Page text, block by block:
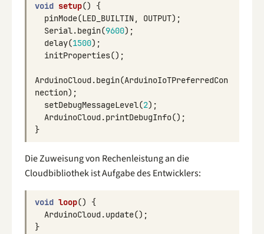
void setup()
{
pinMode(LED_BUILTIN, OUTPUT);
Serial.begin(9600);
delay(1500);
initProperties();
ArduinoCloud.begin(ArduinoIoTPreferredCon
nection);
setDebugMessageLevel(2);
ArduinoCloud.printDebugInfo();
}
Die Zuweisung von Rechenleistung an die
Cloudbibliothek ist Aufgabe des Entwicklers:
void loop()
{
ArduinoCloud.update();
}